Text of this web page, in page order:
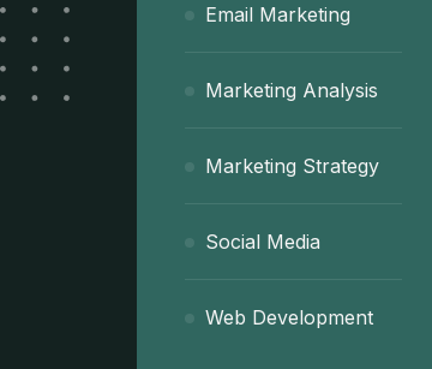
Email Marketing
Marketing Analysis
Marketing Strategy
Social Media
Web Development